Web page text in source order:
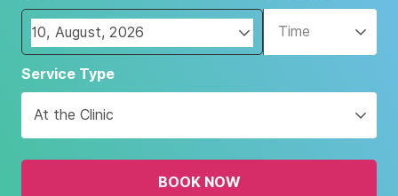
Navigate
forward
interact
with
the
Time
Service Type
At the Clinic
BOOK NOW